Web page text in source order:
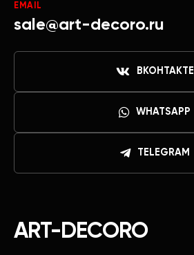
ART-DECORO
EMAIL
sale@art-decoro.ru
ВКОНТАКТЕ
WHATSAPP
TELEGRAM